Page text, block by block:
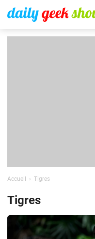
Accueil Tigres
Tigres